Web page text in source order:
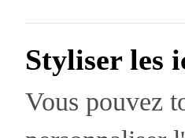
Styliser les
Vous pouvez